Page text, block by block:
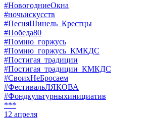
#НовогодниеОкна
#ночьискусств
#ПесняШинель_Крестцы
#Победа80
#Помню_горжусь
#Помню_горжусь_КМКДС
#Постигая_традиции
#Постигая_традиции_КМКДС
#СвоихНеБросаем
#ФестивальЛЯКОВА
#Фондкультурныхинициатив
***
12 апреля